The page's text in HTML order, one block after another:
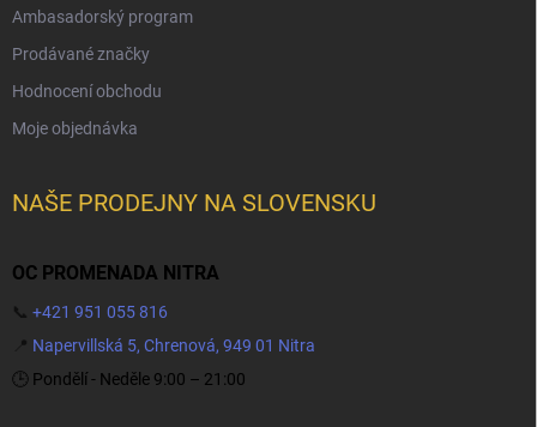
Ambasadorský program
Prodávané značky
Hodnocení obchodu
Moje objednávka
NAŠE PRODEJNY NA SLOVENSKU
OC PROMENADA NITRA
📞 +421 951 055 816
📍 Napervillská 5, Chrenová, 949 01 Nitra
🕒 Pondělí - Neděle 9:00 – 21:00